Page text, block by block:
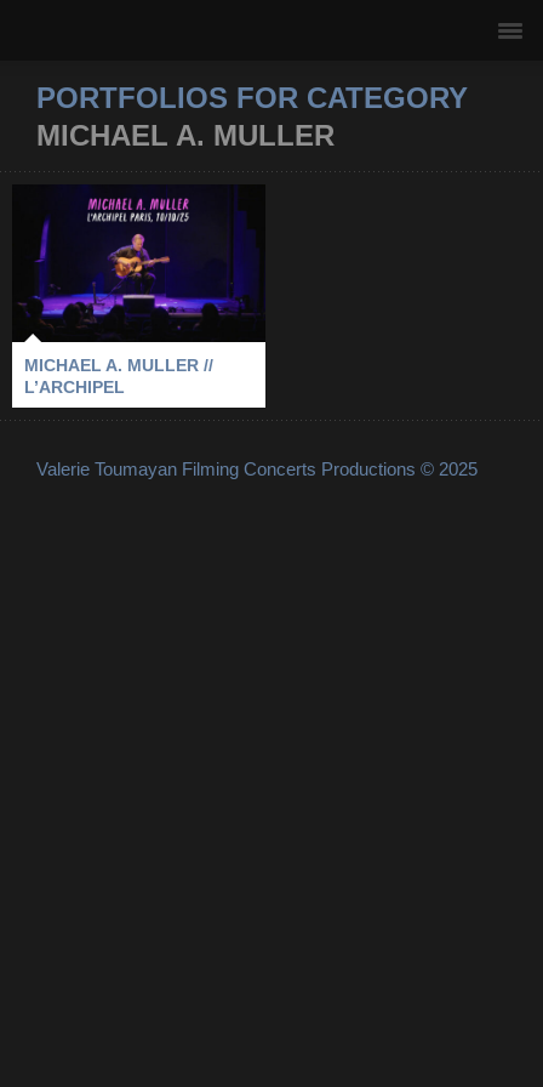
PORTFOLIOS FOR CATEGORY
MICHAEL A. MULLER
MICHAEL A. MULLER
// L’ARCHIPEL
2025 -L'ARCHIPEL
MICHAEL A. MULLER-PARIS
MICHAEL A. MULLER //
L’ARCHIPEL
Valerie Toumayan Filming Concerts Productions © 2025